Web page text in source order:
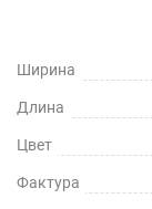
ПОДХОДИТ
Можно
гранит,
Ширина
Длина
Цвет
Фактура